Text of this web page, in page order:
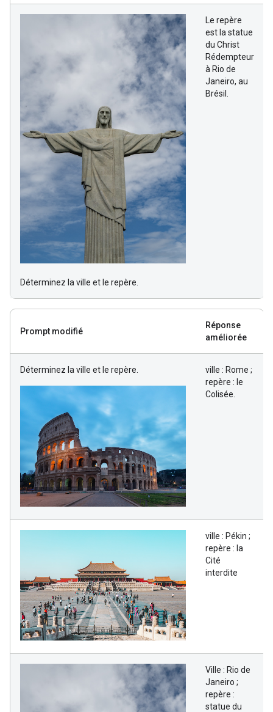
Déterminez la ville et le repère.
Le repère
est la statue
du Christ
Rédempteur
à Rio de
Janeiro, au
Brésil.
Prompt modifié
Réponse
améliorée
Déterminez la ville et le repère.
ville : Rome ;
repère : le
Colisée.
ville : Pékin ;
repère : la
Cité
interdite
Ville : Rio de
Janeiro ;
repère :
statue du